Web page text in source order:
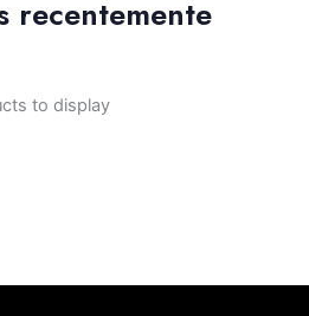
recentemente
to display